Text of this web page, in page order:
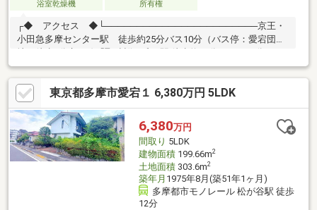
浴室乾燥機
所有権
┌◆ アクセス ◆└────────────────────────京王・
小田急多摩センター駅 徒歩約25分バス10分（バス停：愛宕団
ス停:中和田） 徒歩8分多摩モノレール 「松が谷」駅 徒歩15分
┌◆ おすすめポイント
◆└────────────────────────■9.2m2のテラス付き物
件■カーポート付き駐車スペースあり■天井高2.7mのリビング■2.2
畳のパントリー付き
東京都多摩市愛宕１ 6,380万円 5LDK
6,380万円
間取り 5LDK
建物面積199.66m2
土地面積303.6m2
築年月 1975年8月(築51年1ヶ月)
多摩都市モノレール 松が谷駅 徒歩
12分